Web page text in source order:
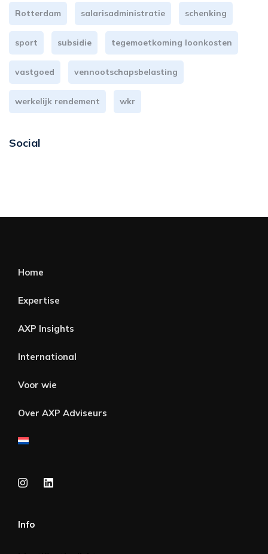
Rotterdam salarisadministratie schenking
sport subsidie tegemoetkoming loonkosten
vastgoed vennootschapsbelasting
werkelijk rendement wkr
Social
Home
Expertise
AXP Insights
International
Voor wie
Over AXP Adviseurs
Info